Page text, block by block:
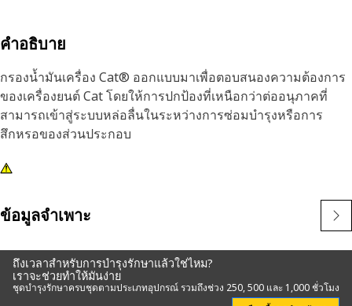
คำอธิบาย
กรองน้ำมันเครื่อง Cat® ออกแบบมาเพื่อตอบสนองความต้องการ
ของเครื่องยนต์ Cat โดยให้การปกป้องที่เหนือกว่าต่ออนุภาคที่
สามารถเข้าสู่ระบบหล่อลื่นในระหว่างการซ่อมบำรุงหรือการ
สึกหรอของส่วนประกอบ
ข้อมูลจำเพาะ
ถึงเวลาสำหรับการบำรุงรักษาแล้วใช่ไหม?
เราจะช่วยทำให้มันง่าย
ชุดบำรุงรักษาครบชุดตามประเภทอุปกรณ์ รวมถึงช่วง 250, 500 และ 1,000 ชั่วโมง